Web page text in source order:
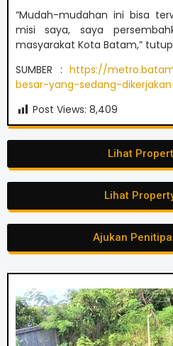
“Mudah-mudahan ini bisa
misi saya, saya
masyarakat Kota Batam,”
SUMBER :https://
besar-yang-sedang-
Post Views: 8,409
Lihat
Lihat
Ajukan